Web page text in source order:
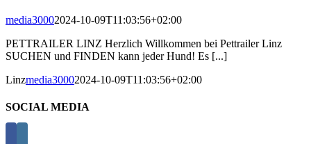
media30002024-10-09T11:03:56+02:00
PETTRAILER LINZ Herzlich Willkommen bei Pettrailer Linz
SUCHEN und FINDEN kann jeder Hund! Es [...]
Linzmedia30002024-10-09T11:03:56+02:00
SOCIAL MEDIA